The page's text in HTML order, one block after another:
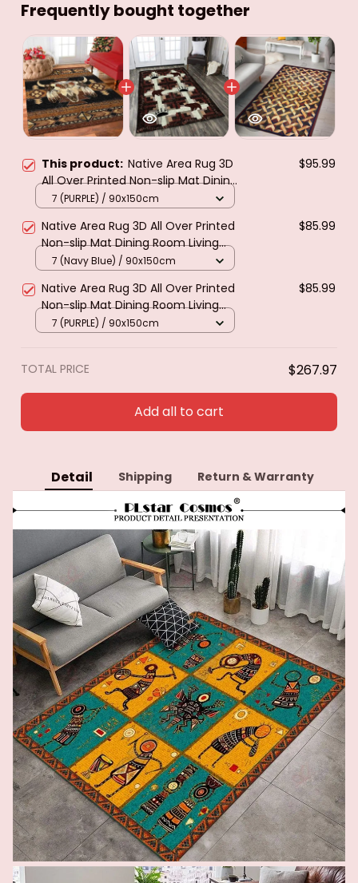
Frequently bought together
This product: Native Area Rug 3D
All Over Printed Non-slip Mat Dining
Room Living Room Soft Bedroom
Carpet 12
$95.99
7 (PURPLE) / 90x150cm
Native Area Rug 3D All Over Printed
Non-slip Mat Dining Room Living
Room Soft Bedroom Carpet 05
$85.99
7 (Navy Blue) / 90x150cm
Native Area Rug 3D All Over Printed
Non-slip Mat Dining Room Living
Room Soft Bedroom Carpet 17
$85.99
7 (PURPLE) / 90x150cm
TOTAL PRICE $267.97
Add all to cart
Detail Shipping Return & Warranty